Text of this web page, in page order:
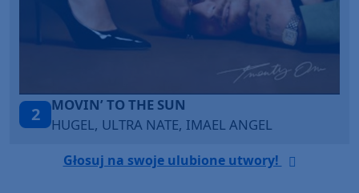
3
TAŃCZ!
BLETKA
Głosuj na swoje ulubione utwory!